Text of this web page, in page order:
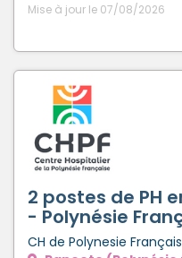
Mise à jour le 07/08/2026
2 postes de PH
- Polynésie
CH de Polynesie